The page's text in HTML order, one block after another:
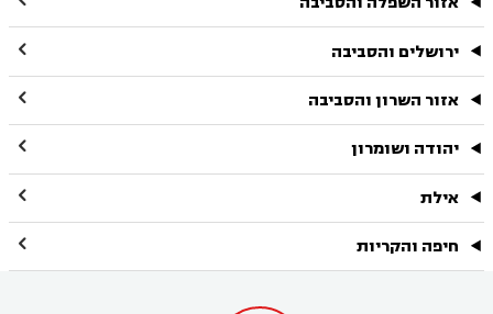
ירושלים והסביבה 
אזור השרון והסביבה 
יהודה ושומרון 
אילת 
חיפה והקריות 